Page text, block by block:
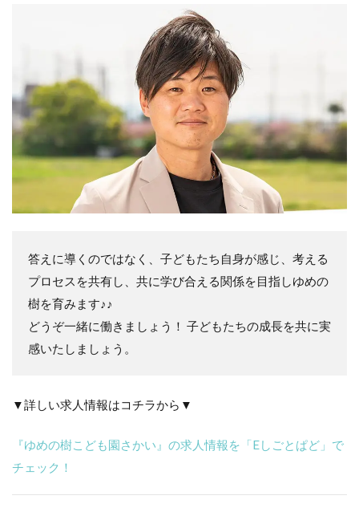
答えに導くのではなく、子どもたち自身が感じ、考える
プロセスを共有し、共に学び合える関係を目指しゆめの
樹を育みます♪♪
どうぞ一緒に働きましょう！ 子どもたちの成長を共に実
感いたしましょう。
▼詳しい求人情報はコチラから▼
『ゆめの樹こども園さかい』の求人情報を「Eしごとぱど」で
チェック！